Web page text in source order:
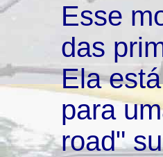
Esse
das
Ela
para
road"